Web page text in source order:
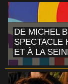
DE MICHEL
SPECTACLE
ET À LA